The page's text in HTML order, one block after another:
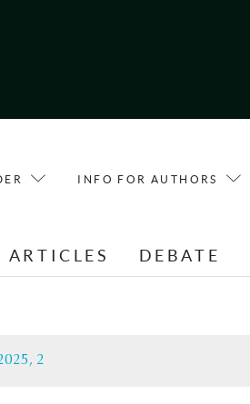
INFO FOR AUTHORS
ARTICLES DEBATE
2